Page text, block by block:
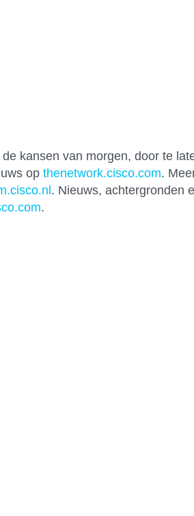
kansen van morgen, door te
opthenetwork.cisco.com.
. Nieuws, achtergronden
.